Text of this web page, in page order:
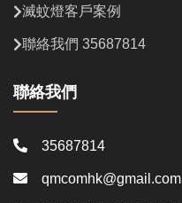
滅蚊燈客戶案例
聯絡我們 35687814
聯絡我們
35687814
qmcomhk@gmail.com